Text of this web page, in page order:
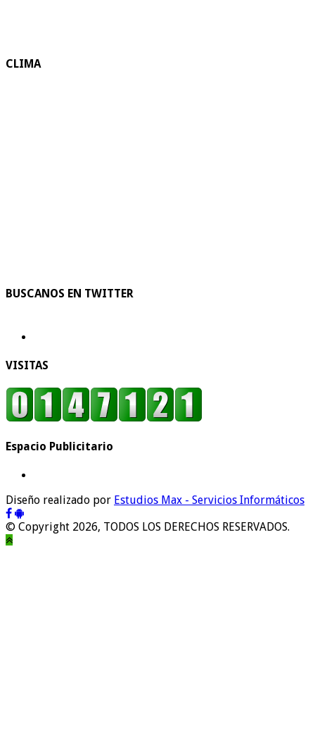
CLIMA
BUSCANOS EN TWITTER
VISITAS
Espacio Publicitario
Diseño realizado por Estudios Max - Servicios Informáticos
© Copyright 2026, TODOS LOS DERECHOS RESERVADOS.